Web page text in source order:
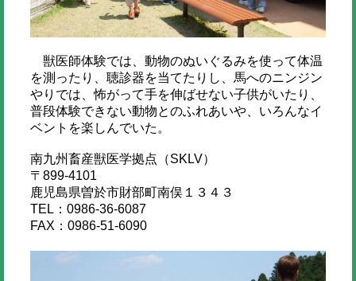
獣医師体験では、動物のぬいぐるみを使って体温
を測ったり、聴診器を当てたりし、馬へのニンジン
やりでは、怖がって手を伸ばせない子供がいたり、
普段体験できない動物とのふれあいや、いろんなイ
ベントを楽しんでいた。
南九州畜産獣医学拠点（SKLV）
〒899-4101
鹿児島県曽於市財部町南俣１３４３
TEL：0986-36-6087
FAX：0986-51-6090